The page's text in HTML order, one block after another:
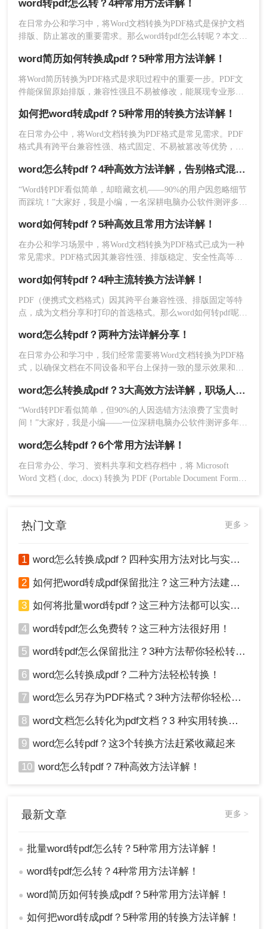
缺点：文件大小限制、隐私风险、依赖网络速
度。
推荐工具：转转大师在线转换工具
操作步骤：
1、打开在线word转pdf网址：
https://pdftoword.55.la/word2pdf/
2、选择Word转PDF，上传Word文档到界面
中。
3、Word文档上传后可自定义设置转换条件，
然后点击开始转换。
端记录。
四、编程脚本自动化
通过Python等编程语言调用库实现批量处理，适合
优点 ：灵活、可定制、无文件数量限制。
缺点：需编程基础、依赖运行环境。
推荐工具： Python + win32com库
操作步骤：
份原始文件。
五、虚拟打印机
通过安装虚拟打印机（如Microsoft Print to PDF
缺点：操作繁琐、无法批量处理。
word转pdf怎么转？4种常用方法详解！
在日常办公和学习中，将Word文档转换为PDF格式是保护文档
排版、防止篡改的重要需求。那么word转pdf怎么转呢？本文将
word简历如何转换成pdf？5种常用方法详解！
将Word简历转换为PDF格式是求职过程中的重要一步。PDF文
件能保留原始排版，兼容性强且不易被修改，能展现专业形
方法，涵盖不同设备和场景需求。
如何把word转成pdf？5种常用的转换方法详解！
在日常办公中，将Word文档转换为PDF格式是常见需求。PDF
格式具有跨平台兼容性强、格式固定、不易被篡改等优势，尤
本文将介绍5种常用的转换方法，涵盖从免费工具到专业软件的
多种选择。
word怎么转pdf？4种高效方法详解，告别格式混乱！
“Word转PDF看似简单，却暗藏玄机——90%的用户因忽略细节
而踩坑！”大家好，我是小编，一名深耕电脑办公软件测评多年
作者，他们常抱怨Word转PDF时格式错乱、操作繁琐或安全隐
忧
word如何转pdf？5种高效且常用方法详解！
在办公和学习场景中，将Word文档转换为PDF格式已成为一种
常见需求。PDF格式因其兼容性强、排版稳定、安全性高等特
乱问题。那么word如何转pdf呢？本文将详细介绍5种高效且常
用的Word转PDF方法，帮助用户根据实际需求选择最合适的方
式。
word如何转pdf？4种主流转换方法详解！
PDF（便携式文档格式）因其跨平台兼容性强、排版固定等特
点，成为文档分享和打印的首选格式。那么word如何转pdf呢？
任务。
word怎么转pdf？两种方法详解分享！
在日常办公和学习中，我们经常需要将Word文档转换为PDF格
式，以确保文档在不同设备和平台上保持一致的显示效果和格
的方法。
word怎么转换成pdf？3大高效方法详解，职场人必备技能！
“Word转PDF看似简单，但90%的人因选错方法浪费了宝贵时
间！”大家好，我是小编——一位深耕电脑办公软件测评多年的
错乱，还得手动调整，太折腾了！”尤其对于职场办公人群和自
媒体创作者而言，Word转PDF的需求高频且关键：报告提交、
合同归档、内容分发……任何格式失误都可能导致专业形象受
word怎么转pdf？6个常用方法详解！
在日常办公、学习、资料共享和文档存档中，将 Microsoft
Word 文档 (.doc, .docx) 转换为 PDF (Portable Document Format)
最常用、最便捷的 Word 转 PDF 方法，帮助你轻松应对各种转
热门文章 更多 >
1 word怎么转换成pdf？四种实用方法对比与实操指南（附详细表格）！
2 如何把word转成pdf保留批注？这三种方法建议收藏！
3 如何将批量word转pdf？这三种方法都可以实现批量转换
4 word转pdf怎么免费转？这三种方法很好用！
5 word转pdf怎么保留批注？3种方法帮你轻松转换！
6 word怎么转换成pdf？二种方法轻松转换！
7 word怎么另存为PDF格式？3种方法帮你轻松转换!
8 word文档怎么转化为pdf文档？3 种实用转换方法，完美保留原文档格式！
9 word怎么转pdf？这3个转换方法赶紧收藏起来
10 word怎么转pdf？7种高效方法详解！
最新文章 更多 >
● 批量word转pdf怎么转？5种常用方法详解！
● word转pdf怎么转？4种常用方法详解！
● word简历如何转换成pdf？5种常用方法详解！
● 如何把word转成pdf？5种常用的转换方法详解！